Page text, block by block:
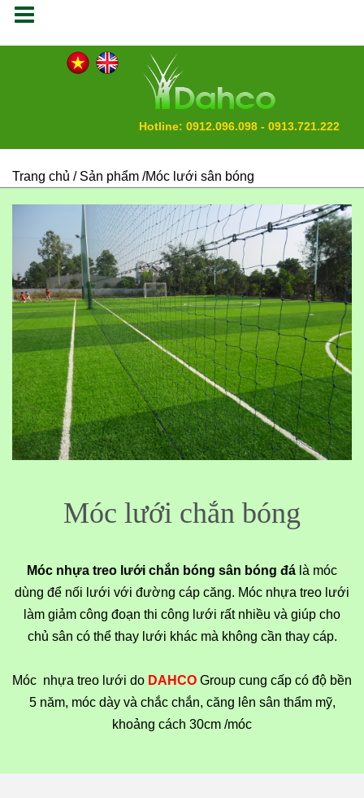
Hotline: 0912.096.098 - 0913.721.222
Trang chủ / Sản phẩm /Móc lưới sân bóng
Móc lưới chắn bóng
Móc nhựa treo lưới chắn bóng sân bóng đá là móc
dùng để nối lưới với đường cáp căng. Móc nhựa treo lưới
làm giảm công đoạn thi công lưới rất nhiều và giúp cho
chủ sân có thể thay lưới khác mà không cần thay cáp.
Móc nhựa treo lưới do DAHCO Group cung cấp có độ bền
5 năm, móc dày và chắc chắn, căng lên sân thẩm mỹ,
khoảng cách 30cm /móc